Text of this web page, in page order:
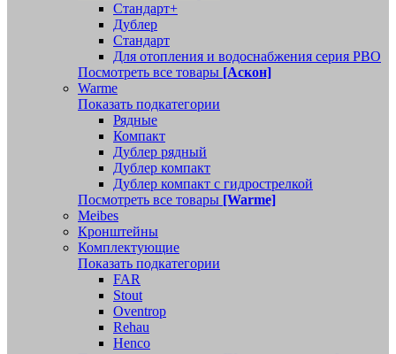
Стандарт+
Дублер
Стандарт
Для отопления и водоснабжения серия РВО
Посмотреть все товары [Аскон]
Warme
Показать подкатегории
Рядные
Компакт
Дублер рядный
Дублер компакт
Дублер компакт с гидрострелкой
Посмотреть все товары [Warme]
Meibes
Кронштейны
Комплектующие
Показать подкатегории
FAR
Stout
Oventrop
Rehau
Henco